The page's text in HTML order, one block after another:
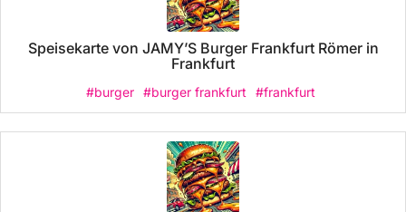
Speisekarte von JAMY’S Burger Frankfurt Römer in
Frankfurt
#burger #burger frankfurt #frankfurt